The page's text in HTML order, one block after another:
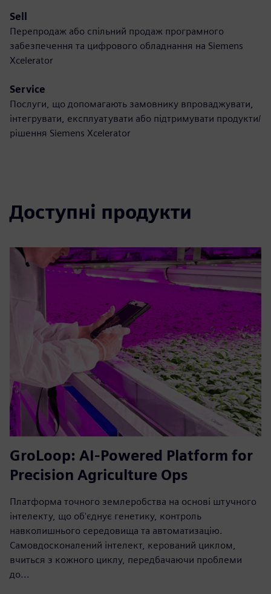
Sell
Перепродаж або спільний продаж програмного
забезпечення та цифрового обладнання на Siemens
Xcelerator
Service
Послуги, що допомагають замовнику впроваджувати,
інтегрувати, експлуатувати або підтримувати продукти/
рішення Siemens Xcelerator
Доступні продукти
GroLoop: AI-Powered Platform for
Precision Agriculture Ops
Платформа точного землеробства на основі штучного
інтелекту, що об'єднує генетику, контроль
навколишнього середовища та автоматизацію.
Самовдосконалений інтелект, керований циклом,
вчиться з кожного циклу, передбачаючи проблеми
до...